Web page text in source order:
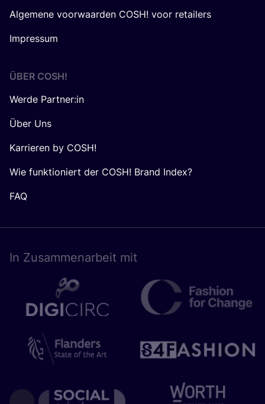
Algemene voorwaarden COSH! voor retailers
Impressum
ÜBER COSH!
Werde Partner:in
Über Uns
Karrieren by COSH!
Wie funktioniert der COSH! Brand Index?
FAQ
In Zusam­men­ar­beit mit